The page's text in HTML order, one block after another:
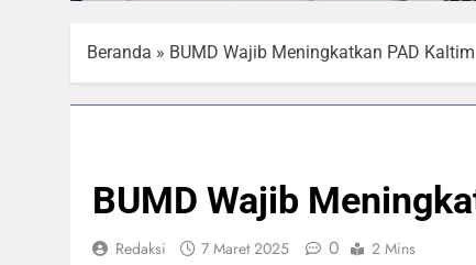
Beranda » BUMD Wajib Meningkatkan PAD Kaltim
BUMD Wajib
Redaksi 7 Maret 2025 0 2 Mins